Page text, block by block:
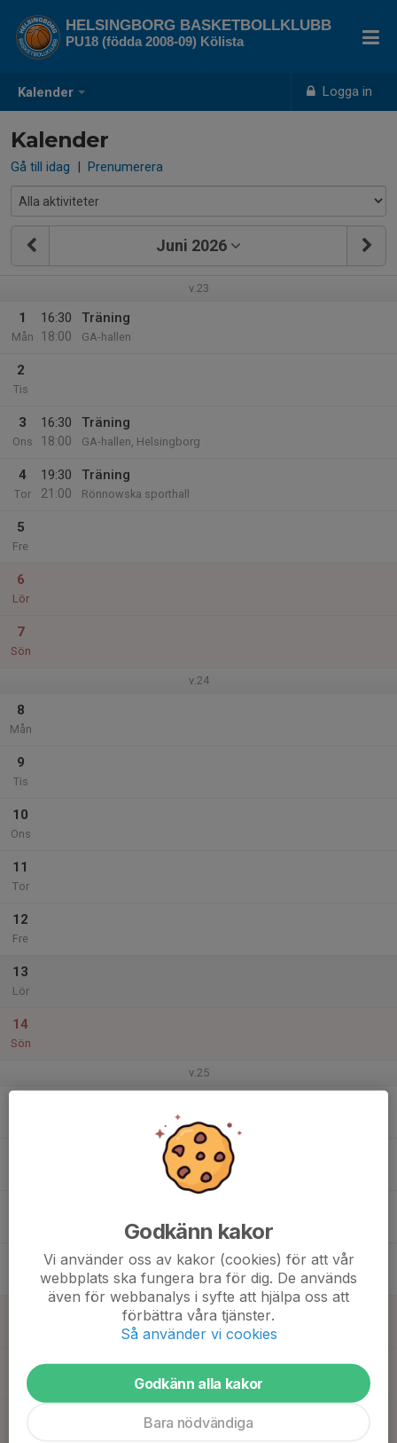
Kalender Logga in
HELSINGBORG BASKETBOLLKLUBB
PU18 (födda 2008-09) Kölista
Kalender
Gå till idag | Prenumerera
Juni 2026
v.23
1
Mån
16:30
18:00
Träning
GA-hallen
2
Tis
3
Ons
16:30
18:00
Träning
GA-hallen, Helsingborg
4
Tor
19:30
21:00
Träning
Rönnowska sporthall
5
Fre
6
Lör
7
Sön
v.24
8
Mån
9
Tis
10
Ons
11
Tor
12
Fre
13
Lör
14
Sön
v.25
GA-hallen, Helsingborg
Lör
Godkänn kakor
Vi använder oss av kakor (cookies) för att vår
webbplats ska fungera bra för dig. De används
även för webbanalys i syfte att hjälpa oss att
förbättra våra tjänster.
Så använder vi cookies
Godkänn alla kakor
Bara nödvändiga